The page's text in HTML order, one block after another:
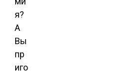
я?
А
Вы
пр
иго